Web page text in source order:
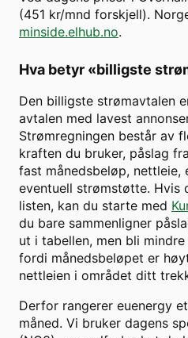
(451 kr/mnd forskjell).
minside.elhub.no.
Hva betyr «billigste
Den billigste strømavtalen
avtalen med lavest
Strømregningen består av
kraften du bruker, påslag
fast månedsbeløp, nettleie,
eventuell strømstøtte. Hvis
listen, kan du starte med
du bare sammenligner
ut i tabellen, men bli
fordi månedsbeløpet er
nettleien i området ditt
Derfor rangerer euenergy
måned. Vi bruker dagens